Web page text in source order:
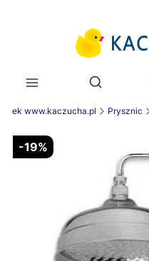
Otwórz
www.kaczucha.pl Prysznic
-19%